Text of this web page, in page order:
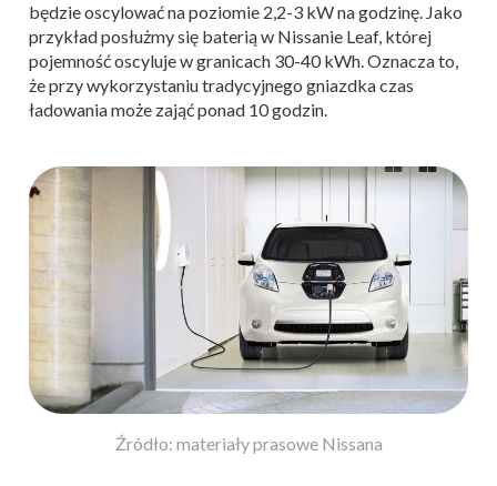
będzie oscylować na poziomie 2,2-3 kW na godzinę. Jako
przykład posłużmy się baterią w Nissanie Leaf, której
pojemność oscyluje w granicach 30-40 kWh. Oznacza to,
że przy wykorzystaniu tradycyjnego gniazdka czas
ładowania może zająć ponad 10 godzin.
Źródło: materiały prasowe Nissana